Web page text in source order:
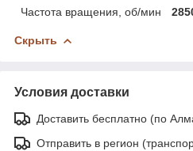
Частота вращения, об/мин
Скрыть
Условия доставки
Доставить бесплатно (по
Отправить в регион